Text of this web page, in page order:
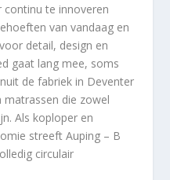
continu te innoveren
van vandaag en
detail, design en
gaat lang mee, soms
de fabriek in Deventer
matrassen die zowel
Als koploper en
streeft Auping – B
circulair